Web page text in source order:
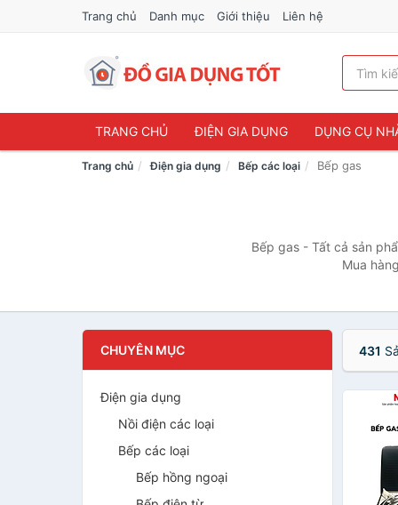
Trang chủ Danh mục Giới thiệu Liên hệ
TRANG CHỦ ĐIỆN GIA DỤNG DỤNG CỤ
Trang chủ Điện gia dụng Bếp các loại Bếp gas
Bếp gas - Tất cả sản
Mua
CHUYÊN MỤC
Điện gia dụng
Nồi điện các loại
Bếp các loại
Bếp hồng ngoại
431